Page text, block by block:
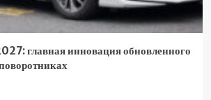
главная инновация обновленного